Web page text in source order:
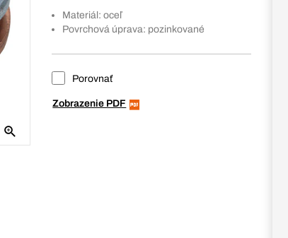
Materiál: oceľ
Povrchová úprava: pozinkované
Porovnať
Zobrazenie PDF